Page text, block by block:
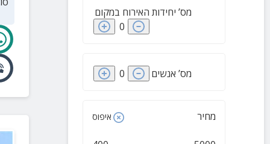
מס’ יחידות האירוח במקום
0
מס’ אנשים 0
מחיר איפוס